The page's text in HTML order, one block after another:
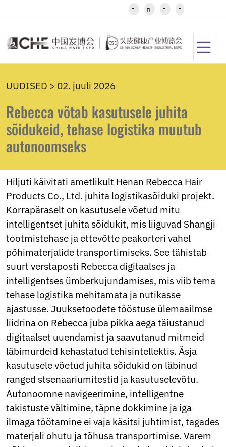
Kannada
Khmer
Kyrgyz
Latvian
Luxembou..
Macedonian
Malagasy
Malay
Malayalam
Maori
Marathi
Mongolian
Burmese
Nepali
Norwegian
Pashto
Persian
Punjabi
Serbian
Sesotho
Sinhala
Slovak
Slovenian
Somali
Samoan
Scots Gaelic
Shona
Sindhi
Sundanese
Swahili
Tajik
Tamil
Telugu
Thai
   
UUDISED > 02. juuli 2026
Rebecca võtab kasutusele juhita
sõidukeid, tehase logistika muutub
autonoomseks
Hiljuti käivitati ametlikult Henan Rebecca Hair
Products Co., Ltd. juhita logistikasõiduki projekt.
Korrapäraselt on kasutusele võetud mitu
intelligentset juhita sõidukit, mis liiguvad Shangji
tootmistehase ja ettevõtte peakorteri vahel
põhimaterjalide transportimiseks. See tähistab
suurt verstaposti Rebecca digitaalses ja
intelligentses ümberkujundamises, mis viib tema
tehase logistika mehitamata ja nutikasse
ajastusse. Juuksetoodete tööstuse ülemaailmse
liidrina on Rebecca juba pikka aega täiustanud
digitaalset uuendamist ja saavutanud mitmeid
läbimurdeid kehastatud tehisintellektis. Äsja
kasutusele võetud juhita sõidukid on läbinud
ranged stsenaariumitestid ja kasutuselevõtu.
Autonoomne navigeerimine, intelligentne
takistuste vältimine, täpne dokkimine ja iga
ilmaga töötamine ei vaja käsitsi juhtimist, tagades
materjali ohutu ja tõhusa transportimise. Varem